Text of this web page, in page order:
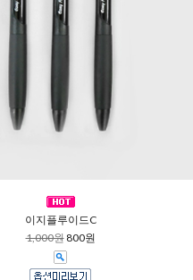
이지플루이드C
1,000원800원